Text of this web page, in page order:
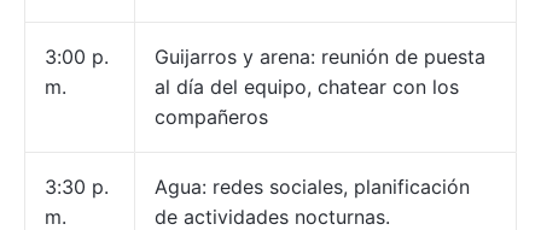
3:00 p.
m.
Guijarros y arena: reunión de puesta
al día del equipo, chatear con los
compañeros
3:30 p.
m.
Agua: redes sociales, planificación
de actividades nocturnas.